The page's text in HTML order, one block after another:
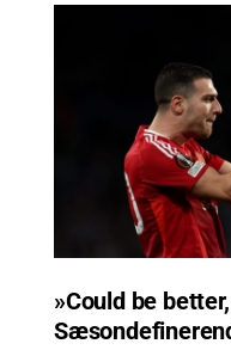
»Could be